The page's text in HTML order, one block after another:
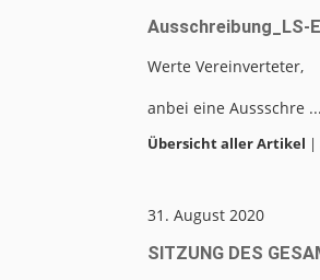
Ausschreibung_LS-E
Werte Vereinverteter,
anbei eine Aussschre ...
Übersicht aller Artikel |
31. August 2020
SITZUNG DES